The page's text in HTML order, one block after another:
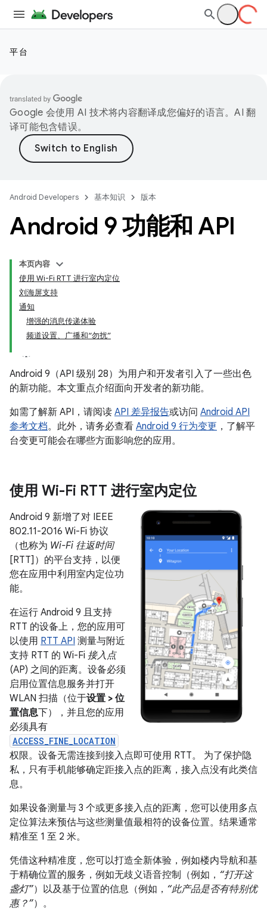
平台
Google 会使用 AI 技术将内容翻译成您偏好的语言。AI 翻
译可能包含错误。
Android Developers 基本知识 版本
Android 9 功能和 API
本页内容
使用 Wi-Fi RTT 进行室内定位
刘海屏支持
通知
增强的消息传递体验
频道设置、广播和“勿扰”
Android 9（API 级别 28）为用户和开发者引入了一些出色
的新功能。本文重点介绍面向开发者的新功能。
如需了解新 API，请阅读 API 差异报告或访问 Android API
参考文档。此外，请务必查看 Android 9 行为变更 ，了解平
台变更可能会在哪些方面影响您的应用。
使用 Wi-Fi RTT 进行室内定位
Android 9 新增了对 IEEE
802.11-2016 Wi-Fi 协议
（也称为 Wi-Fi 往返时间
[RTT]）的平台支持，以便
您在应用中利用室内定位功
能。
在运行 Android 9 且支持
RTT 的设备上，您的应用可
以使用 RTT API 测量与附近
支持 RTT 的 Wi-Fi 接入点
(AP) 之间的距离。设备必须
启用位置信息服务并打开
WLAN 扫描（位于设置 > 位
置信息下），并且您的应用
必须具有
ACCESS_FINE_LOCATION
权限。设备无需连接到接入点即可使用 RTT。 为了保护隐
私，只有手机能够确定距接入点的距离，接入点没有此类信
息。
如果设备测量与 3 个或更多接入点的距离，您可以使用多点
定位算法来预估与这些测量值最相符的设备位置。结果通常
精准至 1 至 2 米。
凭借这种精准度，您可以打造全新体验，例如楼内导航和基
于精确位置的服务，例如无歧义语音控制（例如， “打开这
盏灯”）以及基于位置的信息（例如， “此产品是否有特别优
惠？”）。